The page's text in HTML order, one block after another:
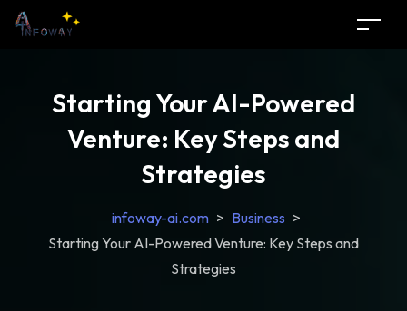
Starting Your AI-Powered
Venture: Key Steps and
Strategies
infoway-ai.com > Business >
Starting Your AI-Powered Venture: Key Steps and
Strategies